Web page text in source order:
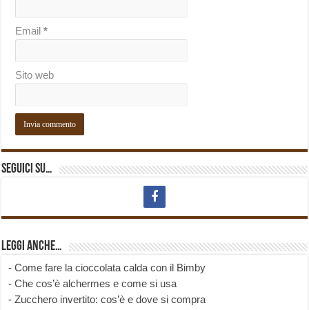
Email*
Sito web
Seguici su…
Leggi anche…
-Come fare la cioccolata calda con il Bimby
-Che cos’è alchermes e come si usa
-Zucchero invertito: cos’è e dove si compra